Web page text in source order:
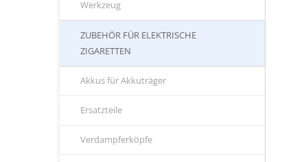
Werkzeug
ZUBEHÖR FÜR ELEKTRISCHE
ZIGARETTEN
Akkus für Akkuträger
Ersatzteile
Verdampferköpfe